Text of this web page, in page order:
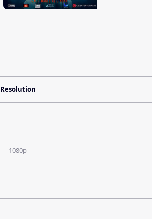
Resolution
1080p